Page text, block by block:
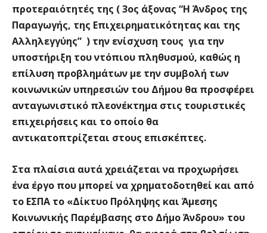
προτεραιότητές της ( 3ος άξονας “Η Άνδρος της
Παραγωγής, της Επιχειρηματικότητας και της
Αλληλεγγύης” ) την ενίσχυση τους για την
υποστήριξη του ντόπιου πληθυσμού, καθώς η
επίλυση προβλημάτων με την συμβολή των
κοινωνικών υπηρεσιών του Δήμου θα προσφέρει
ανταγωνιστικό πλεονέκτημα στις τουριστικές
επιχειρήσεις και το οποίο θα
αντικατοπτρίζεται στους επισκέπτες.
Στα πλαίσια αυτά χρειάζεται να προχωρήσει
ένα έργο που μπορεί να χρηματοδοτηθεί και από
το ΕΣΠΑ το «Δίκτυο Πρόληψης και Άμεσης
Κοινωνικής Παρέμβασης στο Δήμο Άνδρου» του